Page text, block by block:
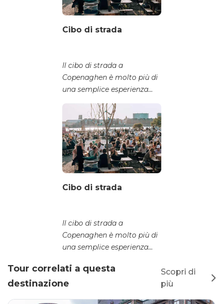
Cibo di strada
Il cibo di strada a
Copenaghen è molto più di
una semplice esperienza...
Cibo di strada
Il cibo di strada a
Copenaghen è molto più di
una semplice esperienza...
Tour correlati a questa
destinazione
Scopri di
più